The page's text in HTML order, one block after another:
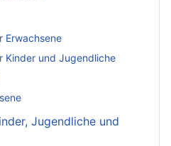
Erwachsene
Kinder und Jugendliche
Jugendliche und